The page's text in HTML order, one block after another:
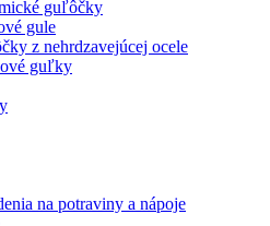
guľôčky
gule
z nehrdzavejúcej ocele
guľky
na potraviny a nápoje